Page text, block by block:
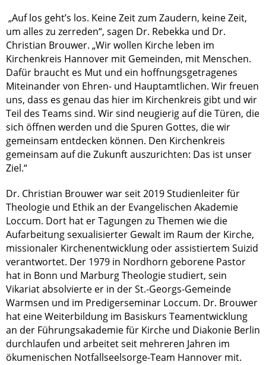
„Auf los geht’s los. Keine Zeit zum Zaudern, keine Zeit,
um alles zu zerreden“, sagen Dr. Rebekka und Dr.
Christian Brouwer. „Wir wollen Kirche leben im
Kirchenkreis Hannover mit Gemeinden, mit Menschen.
Dafür braucht es Mut und ein hoffnungsgetragenes
Miteinander von Ehren- und Hauptamtlichen. Wir freuen
uns, dass es genau das hier im Kirchenkreis gibt und wir
Teil des Teams sind. Wir sind neugierig auf die Türen, die
sich öffnen werden und die Spuren Gottes, die wir
gemeinsam entdecken können. Den Kirchenkreis
gemeinsam auf die Zukunft auszurichten: Das ist unser
Ziel.“
Dr. Christian Brouwer war seit 2019 Studienleiter für
Theologie und Ethik an der Evangelischen Akademie
Loccum. Dort hat er Tagungen zu Themen wie die
Aufarbeitung sexualisierter Gewalt im Raum der Kirche,
missionaler Kirchenentwicklung oder assistiertem Suizid
verantwortet. Der 1979 in Nordhorn geborene Pastor
hat in Bonn und Marburg Theologie studiert, sein
Vikariat absolvierte er in der St.-Georgs-Gemeinde
Warmsen und im Predigerseminar Loccum. Dr. Brouwer
hat eine Weiterbildung im Basiskurs Teamentwicklung
an der Führungsakademie für Kirche und Diakonie Berlin
durchlaufen und arbeitet seit mehreren Jahren im
ökumenischen Notfallseelsorge-Team Hannover mit.